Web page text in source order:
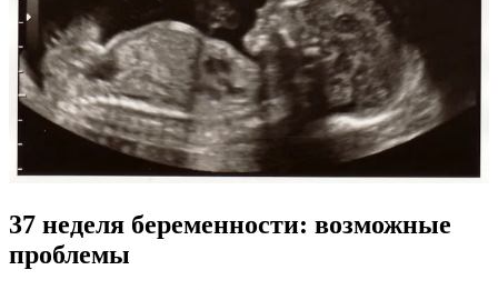
37 неделя беременности: возможные
проблемы